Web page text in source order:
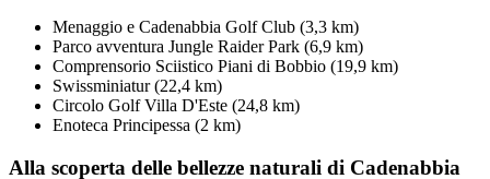
Menaggio e Cadenabbia Golf Club (3,3 km)
Parco avventura Jungle Raider Park (6,9 km)
Comprensorio Sciistico Piani di Bobbio (19,9 km)
Swissminiatur (22,4 km)
Circolo Golf Villa D'Este (24,8 km)
Enoteca Principessa (2 km)
Alla scoperta delle bellezze naturali di Cadenabbia